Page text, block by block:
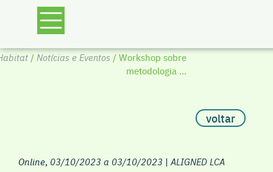
/ Notícias e Eventos / Workshop sobre
metodologia ...
voltar
Online, 03/10/2023 a 03/10/2023 | ALIGNED LCA